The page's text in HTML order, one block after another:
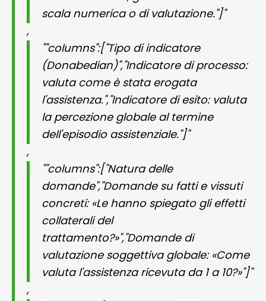
scala numerica o di valutazione."]"
,
""columns":["Tipo di indicatore
(Donabedian)","Indicatore di processo:
valuta come è stata erogata
l'assistenza.","Indicatore di esito: valuta
la percezione globale al termine
dell'episodio assistenziale."]"
,
""columns":["Natura delle
domande","Domande su fatti e vissuti
concreti: «Le hanno spiegato gli effetti
collaterali del
trattamento?»","Domande di
valutazione soggettiva globale: «Come
valuta l'assistenza ricevuta da 1 a 10?»"]"
,